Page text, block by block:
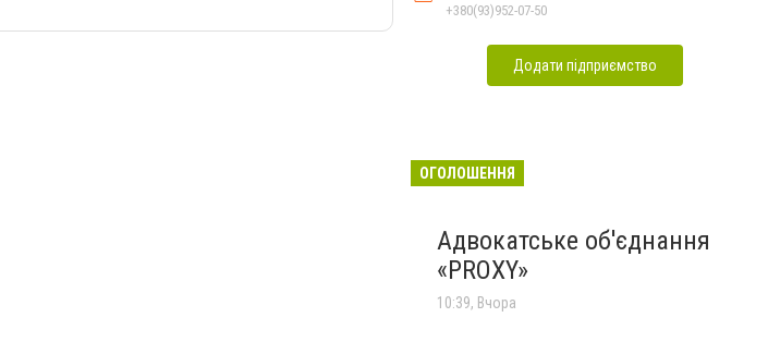
+380(93)952-07-50
Додати підприємство
ОГОЛОШЕННЯ
Адвокатське об'єднання
«PROXY»
10:39, Вчора